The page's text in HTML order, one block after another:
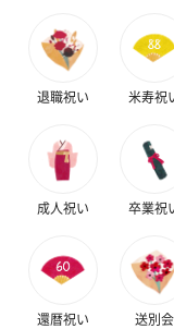
かき氷入浴剤4点セッ
ハンドタオル・ハン
ハンドタオル・ハン
の＋αにおすすめです。
退職祝い 米寿祝
成人祝い 卒業祝
還暦祝い 送別会